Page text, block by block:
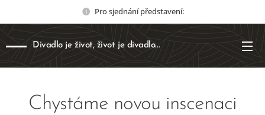
Pro sjednání představení:
Divadlo je život, život je divadlo...
Chystáme novou inscenaci